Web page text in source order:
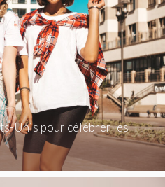
Unis pour célébrer les